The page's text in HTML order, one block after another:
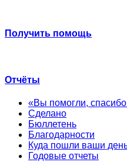
Получить помощь
Отчёты
«Вы помогли,
Сделано
Бюллетень
Благодарности
Куда пошли ваши
Годовые отчеты